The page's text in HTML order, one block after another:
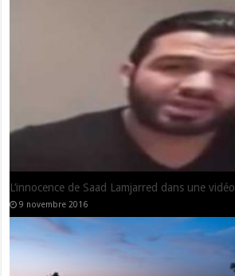
L’innocence de Saad Lamjarred dans une vidéo
9 novembre 2016